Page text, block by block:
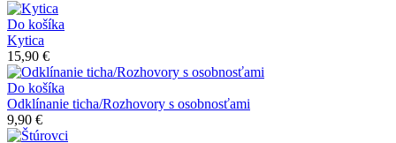
Do košíka
Kytica
15,90 €
Do košíka
Odklínanie ticha/Rozhovory s osobnosťami
9,90 €